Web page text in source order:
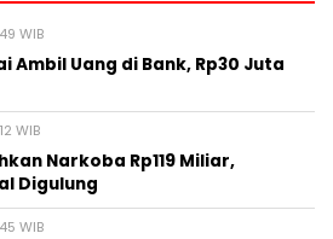
WIB
Ambil Uang di Bank, Rp30 Juta
WIB
Narkoba Rp119 Miliar,
Digulung
WIB